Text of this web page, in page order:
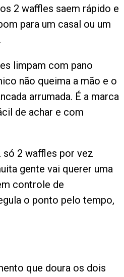
2 waffles saem rápido e
para um casal ou um
limpam com pano
não queima a mão e o
arrumada. É a marca
de achar e com
só 2 waffles por vez
gente vai querer uma
controle de
o ponto pelo tempo,
que doura os dois